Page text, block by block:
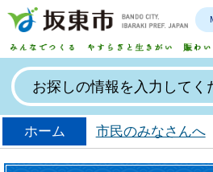
ホーム 市民のみなさんへ